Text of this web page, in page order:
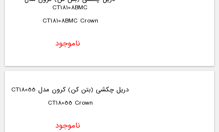
CT18108BMC
CT18108BMC Crown
ناموجود
دریل چکشی (بتن کن) کرون مدل CT18055
CT18055 Crown
ناموجود